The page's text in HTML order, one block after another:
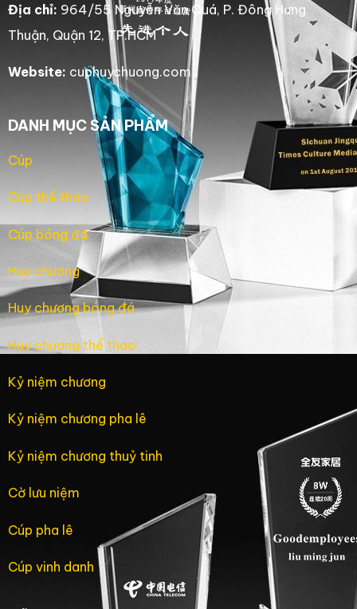
Địa chỉ: 964/55 Nguyễn Văn Quá, P. Đông Hưng
Thuận, Quận 12, TP.HCM
Website: cuphuychuong.com
DANH MỤC SẢN PHẨM
Cúp
Cúp thể thao
Cúp bóng đá
Huy chương
Huy chương bóng đá
Huy chương thể thao
Kỷ niệm chương
Kỷ niệm chương pha lê
Kỷ niệm chương thuỷ tinh
Cờ lưu niệm
Cúp pha lê
Cúp vinh danh